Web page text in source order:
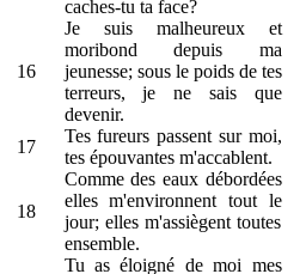
caches-tu ta face?
16
Je suis malheureux et
moribond depuis ma
jeunesse; sous le poids de tes
terreurs, je ne sais que
devenir.
17
Tes fureurs passent sur moi,
tes épouvantes m'accablent.
18
Comme des eaux débordées
elles m'environnent tout le
jour; elles m'assiègent toutes
ensemble.
Tu as éloigné de moi mes